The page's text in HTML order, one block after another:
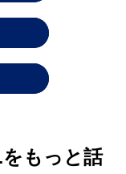
もっと話